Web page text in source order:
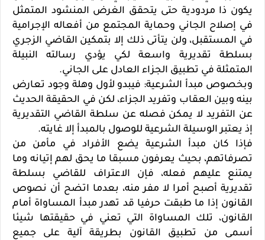
يكون ذا مردودية حتى يتحقق الغرض المنشود المتمثل
في إصلاح الجاني وحماية المجتمع من أفعاله الإجرامية
في المستقبل، ولن يتأتى ذلك إلا بتمكين القاضي الزجري
بسلطة تقديرية واسعة لكي يؤدي رسالته النبيلة
المتمثلة في تطبيق الجزاء العادل على الجاني.
وبخصوص مبدأ الشرعية: فيبدو لأول وهلة وجود تعارض
بينه وبين العقاب وتفريد الجزاء، لكن في الحقيقة الحديث
عن التفريد لا يمكن فصله عن سلطة القاضي التقديرية
إذ يعتبر الوسيلة الشرعية للوصول بالمبدأ إلا غايته.
فإذا كان مبدأ الشرعية يضع الأفراد في مأمن من
تصرفاتهم، بحيث يعرفون مسبقا ما يحق لهم إتيانه وما
يمتنع عليهم فعله، فإن الاعتراف للقاضي بسلطة
تقديرية أصبح أمرا لا مفر منه، بعدما اتضح أن نصوص
القانون إذا ما طبقت حرفيا قد تهدر مبدأ المساواة أمام
القانون، تلك المساواة التي تعني في حقيقتها شيئا
أسمى من تطبيق القانون بطريقة آلية على جميع